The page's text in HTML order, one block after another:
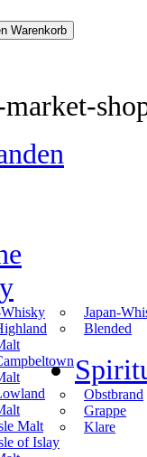
Malt
of Islay
Japan-
Blended
Obstbrand
Grappe
Klare